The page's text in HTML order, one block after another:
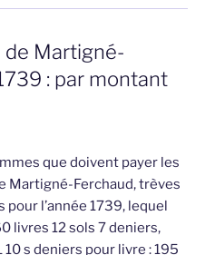
de Martigné-
: par montant
que doivent payer les
Martigné-Ferchaud, trèves
l’année 1739, lequel
livres 12 sols 7 deniers,
s deniers pour livre : 195